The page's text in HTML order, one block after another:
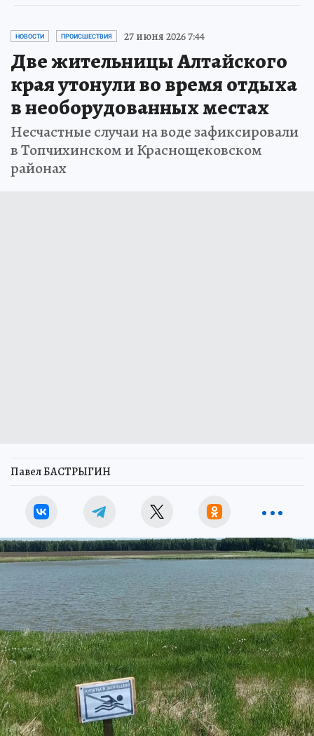
НОВОСТИ ПРОИСШЕСТВИЯ 27 июня 2026 7:44
Две жительницы Алтайского
края утонули во время отдыха
в необорудованных местах
Несчастные случаи на воде зафиксировали
в Топчихинском и Краснощековском
районах
Павел БАСТРЫГИН